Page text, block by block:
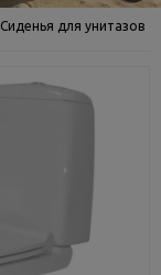
Сиденья для унитазов